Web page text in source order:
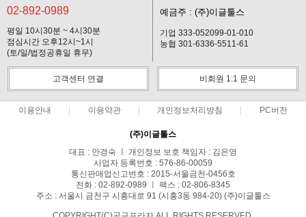
02-892-0989
평일 10시30분 ~ 4시30분
점심시간 오후12시~1시
(토/일/법정공휴일 휴무)
예금주 : (주)이글툴스
기업 333-052099-01-010
농협 301-6336-5511-61
고객센터 연결 비회원 1:1 문의
이용안내 이용약관 개인정보처리방침 PC버전
(주)이글툴스
대표 : 안경숙 ㅣ 개인정보 보호 책임자 : 김은영
사업자 등록번호 : 576-86-00059
통신판매업신고번호 : 2015-서울금천-0456호
전화 : 02-892-0989 ㅣ 팩스 : 02-806-8345
주소 : 서울시 금천구 시흥대로 91 (시흥3동 984-20) (주)이글툴스